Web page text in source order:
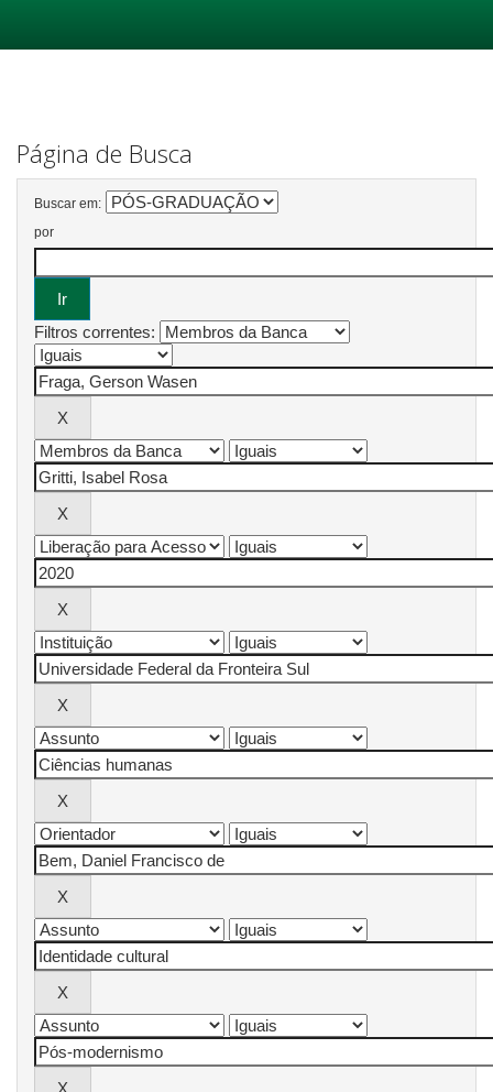
Página de Busca
Buscar em:
por
Filtros correntes: